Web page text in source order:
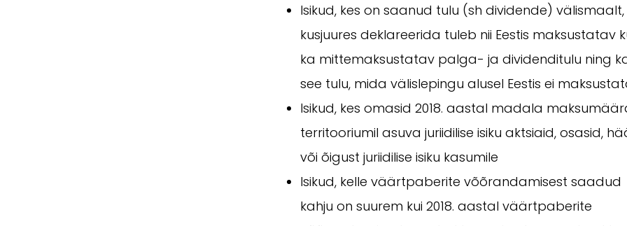
Isikud, kes on saanud tulu (sh dividende) välismaalt,
kusjuures deklareerida tuleb nii Eestis maksustatav
ka mittemaksustatav palga- ja dividenditulu ning
see tulu, mida välislepingu alusel Eestis ei
Isikud, kes omasid 2018. aastal madala
territooriumil asuva juriidilise isiku aktsiaid, osasid,
või õigust juriidilise isiku kasumile
Isikud, kelle väärtpaberite võõrandamisest saadud
kahju on suurem kui 2018. aastal väärtpaberite